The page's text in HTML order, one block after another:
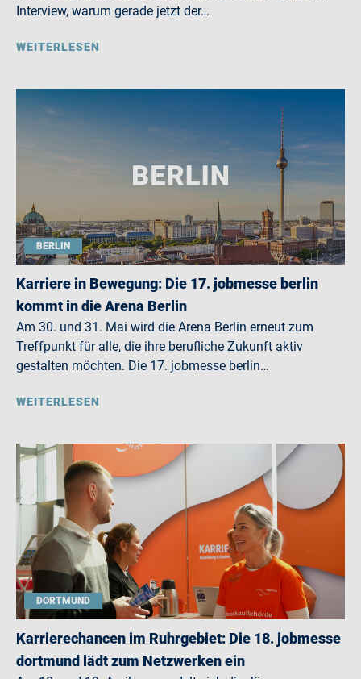
Interview, warum gerade jetzt der…
WEITERLESEN
BERLIN
Karriere in Bewegung: Die 17. jobmesse berlin
kommt in die Arena Berlin
Am 30. und 31. Mai wird die Arena Berlin erneut zum
Treffpunkt für alle, die ihre berufliche Zukunft aktiv
gestalten möchten. Die 17. jobmesse berlin…
WEITERLESEN
DORTMUND
Karrierechancen im Ruhrgebiet: Die 18. jobmesse
dortmund lädt zum Netzwerken ein